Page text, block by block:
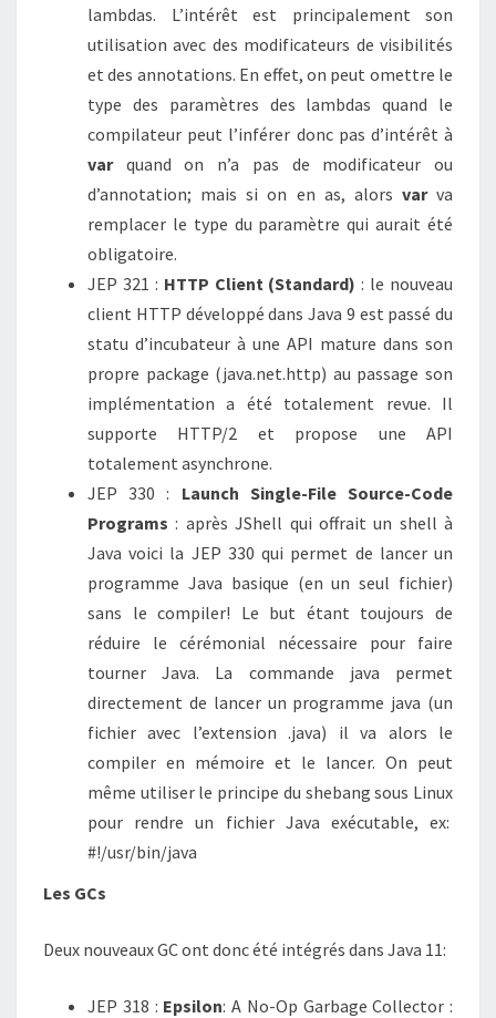
lambdas. L’intérêt est principalement son
utilisation avec des modificateurs de visibilités
et des annotations. En effet, on peut omettre le
type des paramètres des lambdas quand le
compilateur peut l’inférer donc pas d’intérêt à
varquand on n’a pas de modificateur ou
d’annotation; mais si on en as, alors varva
remplacer le type du paramètre qui aurait été
obligatoire.
JEP 321 : HTTP Client (Standard) : le nouveau
client HTTP développé dans Java 9 est passé du
statu d’incubateur à une API mature dans son
propre package (java.net.http) au passage son
implémentation a été totalement revue. Il
supporte HTTP/2 et propose une API
totalement asynchrone.
JEP 330 : Launch Single-File Source-Code
Programs : après JShell qui offrait un shell à
Java voici la JEP 330 qui permet de lancer un
programme Java basique (en un seul fichier)
sans le compiler! Le but étant toujours de
réduire le cérémonial nécessaire pour faire
tourner Java. La commande java permet
directement de lancer un programme java (un
fichier avec l’extension .java) il va alors le
compiler en mémoire et le lancer. On peut
même utiliser le principe du shebang sous Linux
pour rendre un fichier Java exécutable, ex:
#!/usr/bin/java
Les GCs
Deux nouveaux GC ont donc été intégrés dans Java 11:
JEP 318 : Epsilon: A No-Op Garbage Collector :